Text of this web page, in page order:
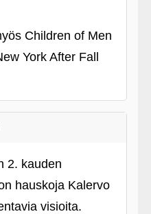
Children of Men
York After Fall
2. kauden
hauskoja Kalervo
visioita.